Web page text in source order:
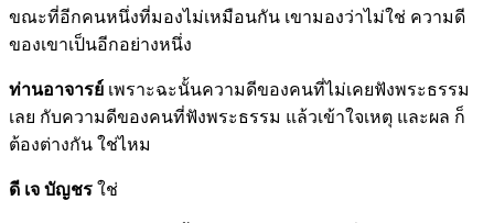
ขณะที่อีกคนหนึ่งที่มองไม่เหมือนกัน เขามองว่าไม่ใช่ ความดี
ของเขาเป็นอีกอย่างหนึ่ง
ท่านอาจารย์ เพราะฉะนั้นความดีของคนที่ไม่เคยฟังพระธรรม
เลย กับความดีของคนที่ฟังพระธรรม แล้วเข้าใจเหตุ และผล ก็
ต้องต่างกัน ใช่ไหม
ดี เจ บัญชร ใช่